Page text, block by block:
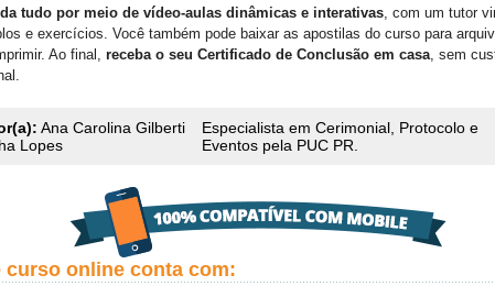
tudo por meio de vídeo-aulas dinâmicas e interativas, com um tutor
e exercícios. Você também pode baixar as apostilas do curso para
Ao final, receba o seu Certificado de Conclusão em casa, sem
Ana Carolina Gilberti
Lopes
Especialista em Cerimonial, Protocolo e
Eventos pela PUC PR.
curso online conta com: